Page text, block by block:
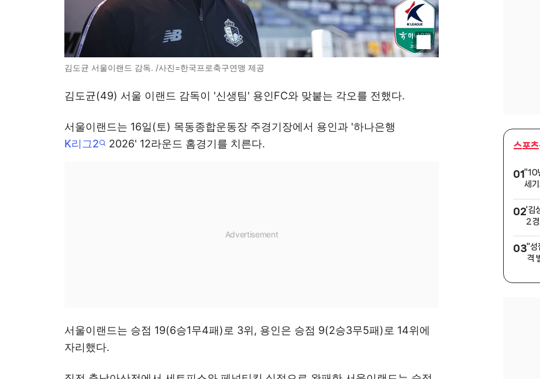
김도균 서울이랜드 감독. /사진=한국프로축구연맹 제공
김도균(49) 서울 이랜드 감독이 '신생팀' 용인FC와 맞붙는 각오를 전했다.
서울이랜드는 16일(토) 목동종합운동장 주경기장에서 용인과 '하나은행
K리그2
2026' 12라운드 홈경기를 치른다.
서울이랜드는 승점 19(6승1무4패)로 3위, 용인은 승점 9(2승3무5패)로 14위에
자리했다.
스포
01"10
세기
조
02'김
2경
십
03"성
격